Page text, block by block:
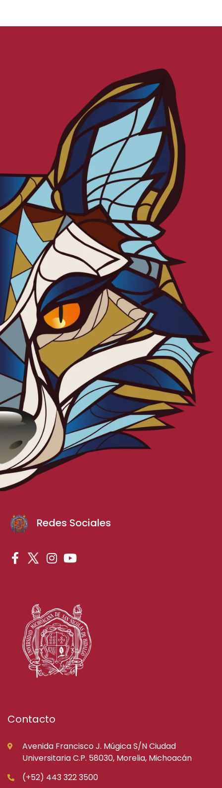
Redes Sociales
Contacto
Avenida Francisco J. Múgica S/N Ciudad
Universitaria C.P. 58030, Morelia, Michoacán
(+52) 443 322 3500